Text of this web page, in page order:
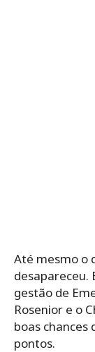
Até mesmo o
desapareceu.
gestão de
Rosenior e o
boas
pontos.